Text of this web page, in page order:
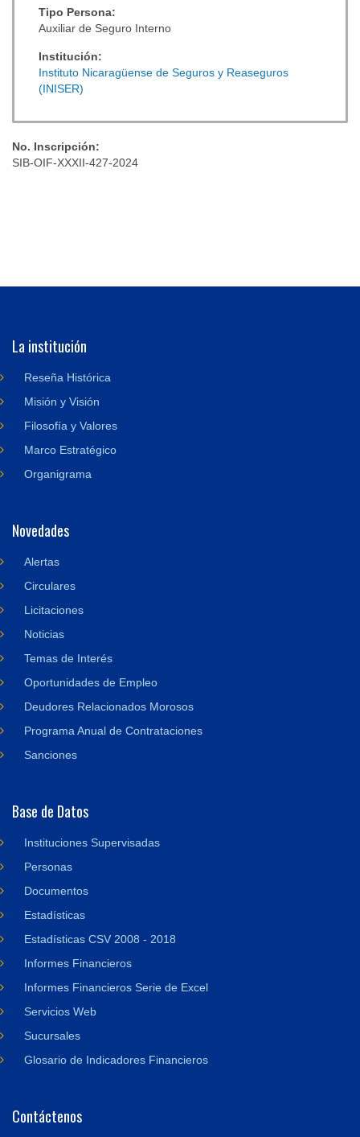
Tipo Persona:
Auxiliar de Seguro Interno
Institución:
Instituto Nicaragüense de Seguros y Reaseguros
(INISER)
No. Inscripción:
SIB-OIF-XXXII-427-2024
La institución
Reseña Histórica
Misión y Visión
Filosofía y Valores
Marco Estratégico
Organigrama
Novedades
Alertas
Circulares
Licitaciones
Noticias
Temas de Interés
Oportunidades de Empleo
Deudores Relacionados Morosos
Programa Anual de Contrataciones
Sanciones
Base de Datos
Instituciones Supervisadas
Personas
Documentos
Estadísticas
Estadísticas CSV 2008 - 2018
Informes Financieros
Informes Financieros Serie de Excel
Servicios Web
Sucursales
Glosario de Indicadores Financieros
Contáctenos